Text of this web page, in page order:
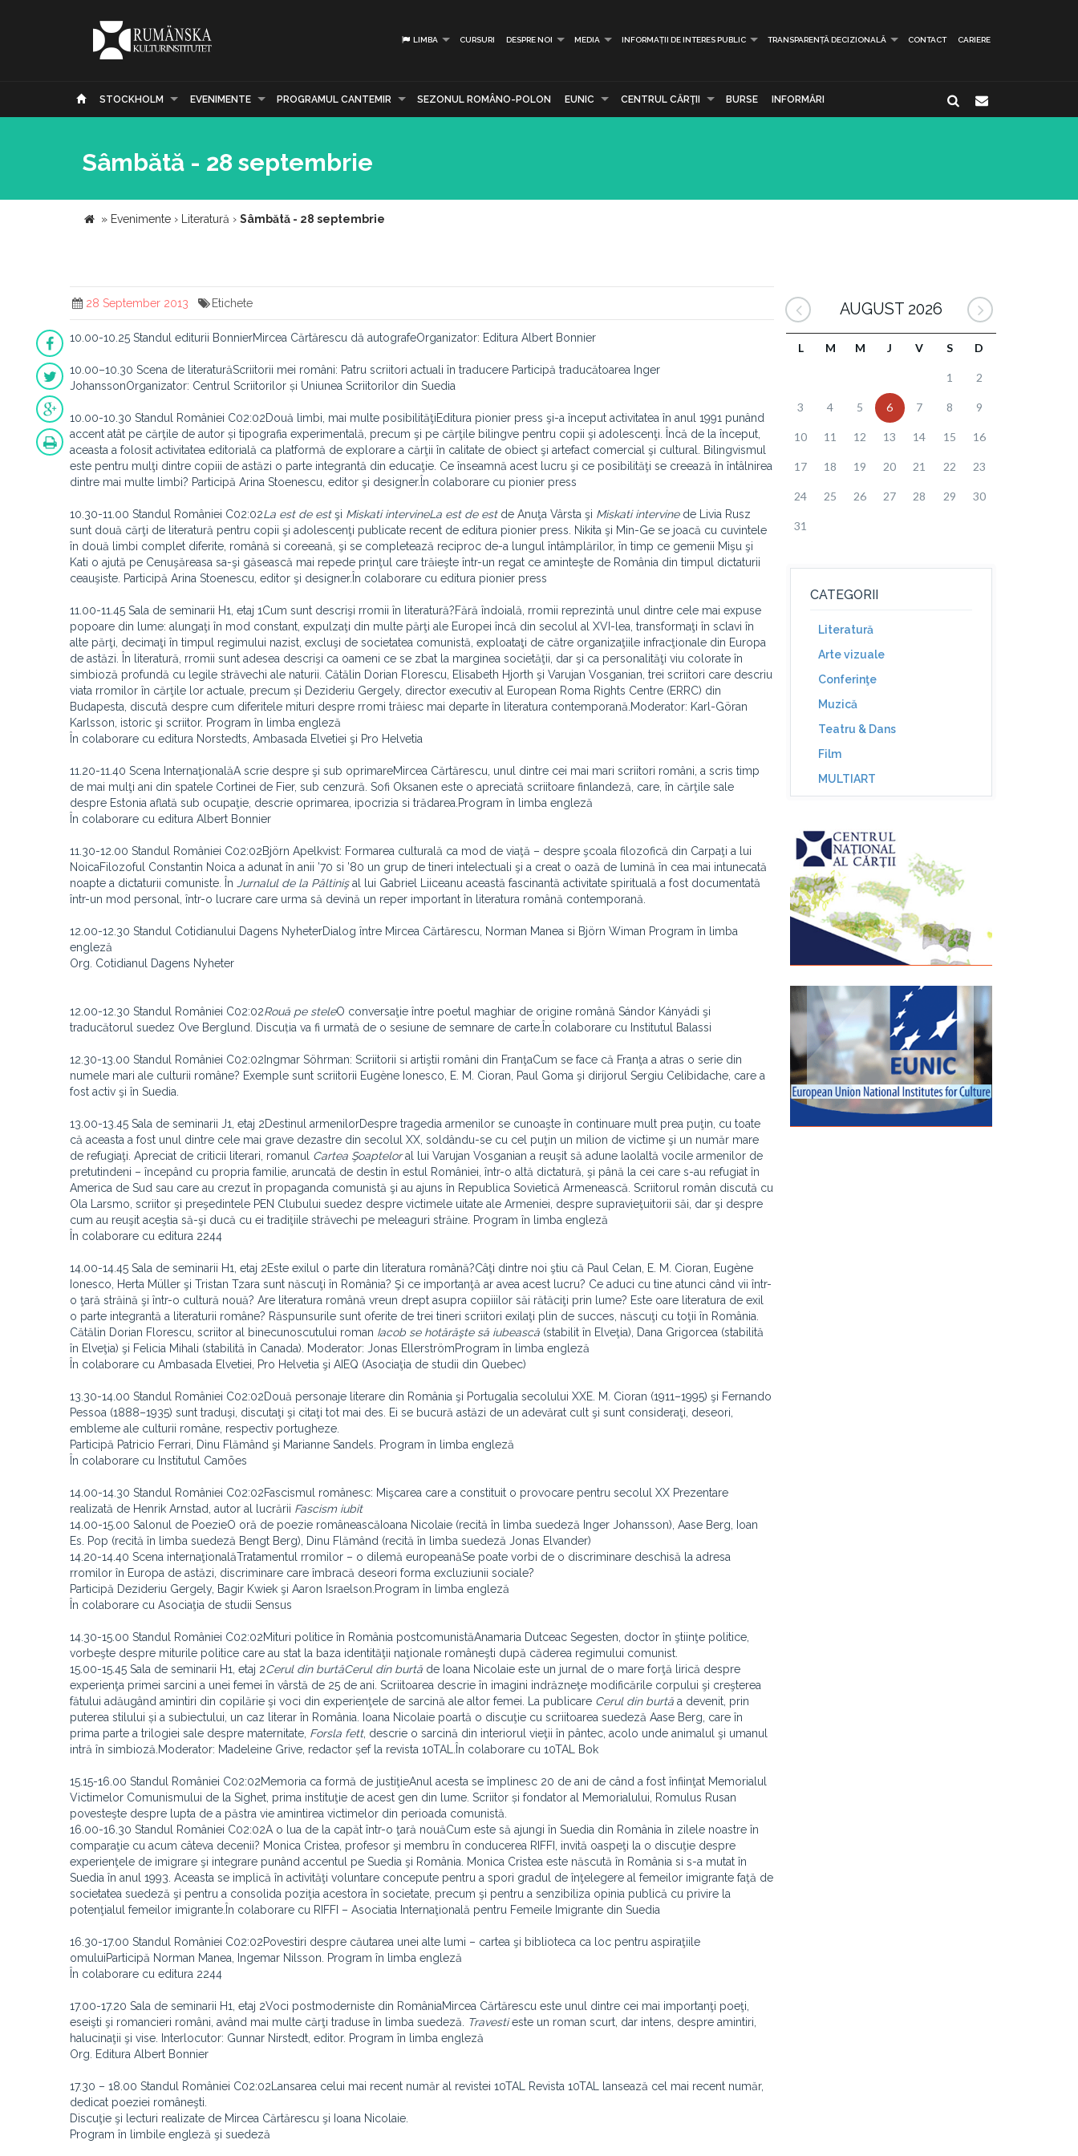
LIMBA CURSURI DESPRE NOI MEDIA INFORMAȚII DE INTERES PUBLIC TRANSPARENȚĂ DECIZIONALĂ CONTACT CARIERE
STOCKHOLM EVENIMENTE PROGRAMUL CANTEMIR SEZONUL ROMÂNO-POLON EUNIC CENTRUL CĂRŢII BURSE INFORMĂRI
Sâmbătă - 28 septembrie
» Evenimente › Literatură › Sâmbătă - 28 septembrie
28 September 2013 Etichete
10.00-10.25 Standul editurii BonnierMircea Cărtărescu dă autografeOrganizator: Editura Albert Bonnier
10.00–10.30 Scena de literaturăScriitorii mei români: Patru scriitori actuali în traducere Participă traducătoarea Inger
JohanssonOrganizator: Centrul Scriitorilor și Uniunea Scriitorilor din Suedia
10.00-10.30 Standul României C02:02Două limbi, mai multe posibilităţiEditura pionier press şi-a început activitatea în anul 1991 punând
accent atât pe cărţile de autor și tipografia experimentală, precum şi pe cărţile bilingve pentru copii şi adolescenţi. Încă de la început,
aceasta a folosit activitatea editorială ca platformă de explorare a cărţii în calitate de obiect şi artefact comercial şi cultural. Bilingvismul
este pentru mulţi dintre copiii de astăzi o parte integrantă din educaţie. Ce înseamnă acest lucru şi ce posibilităţi se creează în întâlnirea
dintre mai multe limbi? Participă Arina Stoenescu, editor şi designer.În colaborare cu pionier press
10.30-11.00 Standul României C02:02La est de estşi Miskati intervineLa est de estde Anuţa Vârsta şi Miskati intervinede Livia Rusz
sunt două cărţi de literatură pentru copii şi adolescenţi publicate recent de editura pionier press. Nikita şi Min-Ge se joacă cu cuvintele
în două limbi complet diferite, română si coreeană, şi se completează reciproc de-a lungul întâmplărilor, în timp ce gemenii Mişu şi
Kati o ajută pe Cenuşăreasa sa-şi găsească mai repede prinţul care trăieşte într-un regat ce aminteşte de România din timpul dictaturii
ceauşiste. Participă Arina Stoenescu, editor şi designer.În colaborare cu editura pionier press
11.00-11.45 Sala de seminarii H1, etaj 1Cum sunt descrişi rromii în literatură?Fără îndoială, rromii reprezintă unul dintre cele mai expuse
popoare din lume: alungaţi în mod constant, expulzaţi din multe părţi ale Europei încă din secolul al XVI-lea, transformaţi în sclavi în
alte părţi, decimaţi în timpul regimului nazist, excluşi de societatea comunistă, exploataţi de către organizaţiile infracţionale din Europa
de astăzi. În literatură, rromii sunt adesea descrişi ca oameni ce se zbat la marginea societăţii, dar şi ca personalităţi viu colorate în
simbioză profundă cu legile străvechi ale naturii. Cătălin Dorian Florescu, Elisabeth Hjorth şi Varujan Vosganian, trei scriitori care descriu
viata rromilor în cărţile lor actuale, precum și Dezideriu Gergely, director executiv al European Roma Rights Centre (ERRC) din
Budapesta, discută despre cum diferitele mituri despre rromi trăiesc mai departe în literatura contemporană.Moderator: Karl-Göran
Karlsson, istoric şi scriitor. Program în limba engleză
În colaborare cu editura Norstedts, Ambasada Elvetiei şi Pro Helvetia
11.20-11.40 Scena InternaţionalăA scrie despre şi sub oprimareMircea Cărtărescu, unul dintre cei mai mari scriitori români, a scris timp
de mai mulţi ani din spatele Cortinei de Fier, sub cenzură. Sofi Oksanen este o apreciată scriitoare finlandeză, care, în cărţile sale
despre Estonia aflată sub ocupaţie, descrie oprimarea, ipocrizia si trădarea.Program în limba engleză
În colaborare cu editura Albert Bonnier
11.30-12.00 Standul României C02:02Björn Apelkvist: Formarea culturală ca mod de viaţă – despre şcoala filozofică din Carpaţi a lui
NoicaFilozoful Constantin Noica a adunat în anii ’70 si ’80 un grup de tineri intelectuali şi a creat o oază de lumină în cea mai intunecată
noapte a dictaturii comuniste. În Jurnalul de la Păltinişal lui Gabriel Liiceanu această fascinantă activitate spirituală a fost documentată
într-un mod personal, într-o lucrare care urma să devină un reper important în literatura română contemporană.
12.00-12.30 Standul Cotidianului Dagens NyheterDialog între Mircea Cărtărescu, Norman Manea si Björn Wiman Program în limba
engleză
Org. Cotidianul Dagens Nyheter
12.00-12.30 Standul României C02:02Rouă pe steleO conversaţie între poetul maghiar de origine română Sándor Kányádi şi
traducătorul suedez Ove Berglund. Discuția va fi urmată de o sesiune de semnare de carte.În colaborare cu Institutul Balassi
12.30-13.00 Standul României C02:02Ingmar Söhrman: Scriitorii si artiştii români din FranţaCum se face că Franţa a atras o serie din
numele mari ale culturii române? Exemple sunt scriitorii Eugène Ionesco, E. M. Cioran, Paul Goma şi dirijorul Sergiu Celibidache, care a
fost activ şi în Suedia.
13.00-13.45 Sala de seminarii J1, etaj 2Destinul armenilorDespre tragedia armenilor se cunoaşte în continuare mult prea puţin, cu toate
că aceasta a fost unul dintre cele mai grave dezastre din secolul XX, soldându-se cu cel puţin un milion de victime şi un număr mare
de refugiaţi. Apreciat de criticii literari, romanul Cartea Şoapteloral lui Varujan Vosganian a reuşit să adune laolaltă vocile armenilor de
pretutindeni – începând cu propria familie, aruncată de destin în estul României, într-o altă dictatură, şi până la cei care s-au refugiat în
America de Sud sau care au crezut în propaganda comunistă şi au ajuns în Republica Sovietică Armenească. Scriitorul român discută cu
Ola Larsmo, scriitor şi preşedintele PEN Clubului suedez despre victimele uitate ale Armeniei, despre supravieţuitorii săi, dar şi despre
cum au reuşit aceştia să-şi ducă cu ei tradiţiile străvechi pe meleaguri străine. Program în limba engleză
În colaborare cu editura 2244
14.00-14.45 Sala de seminarii H1, etaj 2Este exilul o parte din literatura română?Câţi dintre noi ştiu că Paul Celan, E. M. Cioran, Eugène
Ionesco, Herta Müller şi Tristan Tzara sunt născuţi în România? Şi ce importanţă ar avea acest lucru? Ce aduci cu tine atunci când vii într-
o ţară străină şi într-o cultură nouă? Are literatura română vreun drept asupra copiiilor săi rătăciţi prin lume? Este oare literatura de exil
o parte integrantă a literaturii române? Răspunsurile sunt oferite de trei tineri scriitori exilaţi plin de succes, născuţi cu toţii în România.
Cătălin Dorian Florescu, scriitor al binecunoscutului roman Iacob se hotărăşte să iubească (stabilit în Elveţia), Dana Grigorcea (stabilită
în Elveţia) şi Felicia Mihali (stabilită în Canada). Moderator: Jonas EllerströmProgram în limba engleză
În colaborare cu Ambasada Elvetiei, Pro Helvetia şi AIEQ (Asociaţia de studii din Quebec)
13.30-14.00 Standul României C02:02Două personaje literare din România şi Portugalia secolului XXE. M. Cioran (1911–1995) şi Fernando
Pessoa (1888–1935) sunt traduşi, discutaţi şi citaţi tot mai des. Ei se bucură astăzi de un adevărat cult şi sunt consideraţi, deseori,
embleme ale culturii române, respectiv portugheze.
Participă Patricio Ferrari, Dinu Flămând şi Marianne Sandels. Program în limba engleză
În colaborare cu Institutul Camões
14.00-14.30 Standul României C02:02Fascismul românesc: Mişcarea care a constituit o provocare pentru secolul XX Prezentare
realizată de Henrik Arnstad, autor al lucrării Fascism iubit
14.00-15.00 Salonul de PoezieO oră de poezie româneascăIoana Nicolaie (recită în limba suedeză Inger Johansson), Aase Berg, Ioan
Es. Pop (recită în limba suedeză Bengt Berg), Dinu Flămând (recită în limba suedeză Jonas Elvander)
14.20-14.40 Scena internaţionalăTratamentul rromilor – o dilemă europeanăSe poate vorbi de o discriminare deschisă la adresa
rromilor în Europa de astăzi, discriminare care îmbracă deseori forma excluziunii sociale?
Participă Dezideriu Gergely, Bagir Kwiek şi Aaron Israelson.Program în limba engleză
În colaborare cu Asociaţia de studii Sensus
14.30-15.00 Standul României C02:02Mituri politice în România postcomunistăAnamaria Dutceac Segesten, doctor în ştiinţe politice,
vorbeşte despre miturile politice care au stat la baza identităţii naţionale româneşti după căderea regimului comunist.
15.00-15.45 Sala de seminarii H1, etaj 2Cerul din burtăCerul din burtă de Ioana Nicolaie este un jurnal de o mare forţă lirică despre
experienţa primei sarcini a unei femei în vârstă de 25 de ani. Scriitoarea descrie în imagini indrăzneţe modificările corpului şi creşterea
fătului adăugând amintiri din copilărie şi voci din experienţele de sarcină ale altor femei. La publicare Cerul din burtă a devenit, prin
puterea stilului și a subiectului, un caz literar în România. Ioana Nicolaie poartă o discuţie cu scriitoarea suedeză Aase Berg, care în
prima parte a trilogiei sale despre maternitate, Forsla fett, descrie o sarcină din interiorul vieţii în pântec, acolo unde animalul şi umanul
intră în simbioză.Moderator: Madeleine Grive, redactor șef la revista 10TAL.În colaborare cu 10TAL Bok
15.15-16.00 Standul României C02:02Memoria ca formă de justiţieAnul acesta se împlinesc 20 de ani de când a fost înfiinţat Memorialul
Victimelor Comunismului de la Sighet, prima instituţie de acest gen din lume. Scriitor și fondator al Memorialului, Romulus Rusan
povesteşte despre lupta de a păstra vie amintirea victimelor din perioada comunistă.
16.00-16.30 Standul României C02:02A o lua de la capăt într-o ţară nouăCum este să ajungi în Suedia din România în zilele noastre în
comparaţie cu acum câteva decenii? Monica Cristea, profesor şi membru în conducerea RIFFI, invită oaspeţi la o discuţie despre
experienţele de imigrare şi integrare punând accentul pe Suedia şi România. Monica Cristea este născută în România si s-a mutat în
Suedia în anul 1993. Aceasta se implică în activităţi voluntare concepute pentru a spori gradul de înţelegere al femeilor imigrante faţă de
societatea suedeză şi pentru a consolida poziţia acestora în societate, precum şi pentru a senzibiliza opinia publică cu privire la
potenţialul femeilor imigrante.În colaborare cu RIFFI – Asociatia Internaţională pentru Femeile Imigrante din Suedia
16.30-17.00 Standul României C02:02Povestiri despre căutarea unei alte lumi – cartea şi biblioteca ca loc pentru aspiraţiile
omuluiParticipă Norman Manea, Ingemar Nilsson. Program în limba engleză
În colaborare cu editura 2244
17.00-17.20 Sala de seminarii H1, etaj 2Voci postmoderniste din RomâniaMircea Cărtărescu este unul dintre cei mai importanţi poeţi,
eseişti şi romancieri români, având mai multe cărţi traduse în limba suedeză.
Travestieste un roman scurt, dar intens, despre amintiri,
halucinaţii şi vise. Interlocutor: Gunnar Nirstedt, editor. Program în limba engleză
Org. Editura Albert Bonnier
17.30 – 18.00 Standul României C02:02Lansarea celui mai recent număr al revistei 10TAL Revista 10TAL lansează cel mai recent număr,
dedicat poeziei româneşti.
Discuţie şi lecturi realizate de Mircea Cărtărescu şi Ioana Nicolaie.
Program în limbile engleză şi suedeză
AUGUST 2026
L M M J V S D
1 2
3 4 5 6 7 8 9
10 11 12 13 14 15 16
17 18 19 20 21 22 23
24 25 26 27 28 29 30
31
CATEGORII
Literatură
Arte vizuale
Conferinţe
Muzică
Teatru & Dans
Film
MULTIART